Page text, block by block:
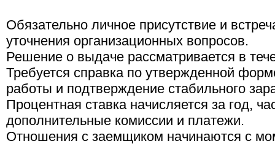
Обязательно личное присутствие и
уточнения организационных вопросов.
Решение о выдаче рассматривается в
Требуется справка по утвержденной
работы и подтверждение стабильного
Процентная ставка начисляется за год,
дополнительные комиссии и платежи.
Отношения с заемщиком начинаются с